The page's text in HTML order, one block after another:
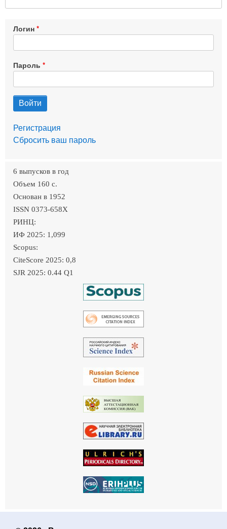
Логин
Пароль
Регистрация
Сбросить ваш пароль
6 выпусков в год
Объем 160 c.
Основан в 1952
ISSN 0373-658X
РИНЦ:
ИФ 2025: 1,099
Scopus:
CiteScore 2025: 0,8
SJR 2025: 0.44 Q1